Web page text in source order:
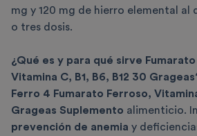
mg y 120 mg de hierro elemental al
o tres dosis.
¿Qué es y para qué sirve
Vitamina C, B1, B6, B12 30
Ferro 4 Fumarato Ferroso,
Grageas Suplemento alimenticio.
prevención de anemia y